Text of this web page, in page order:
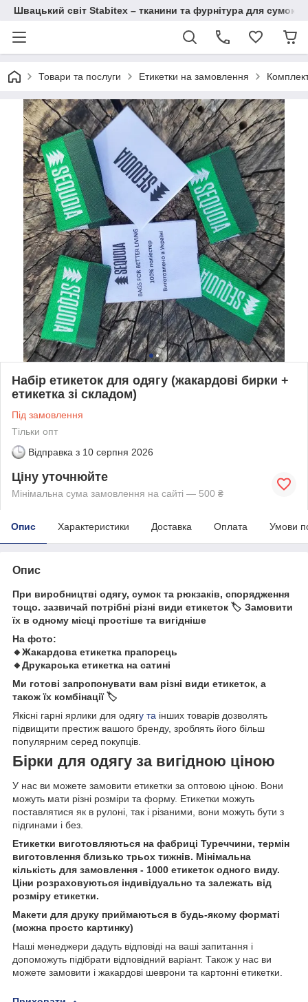
Швацький світ Stabitex – тканини та фурнітура для сумок і
Товари та послуги Етикетки на замовлення
Набір етикеток для одягу (жакардові бирки +
етикетка зі складом)
Під замовлення
Тільки опт
Відправка з 10 серпня 2026
Ціну уточнюйте
Мінімальна сума замовлення на сайті — 500 ₴
Опис Характеристики Доставка Оплата Умови
Опис
При виробництві одягу, сумок та рюкзаків, спорядження
тощо. зазвичай потрібні різні види етикеток 🏷️ Замовити
їх в одному місці простіше та вигідніше
На фото:
🔸Жакардова етикетка прапорець
🔸Друкарська етикетка на сатині
Ми готові запропонувати вам різні види етикеток, а
також їх комбінації 🏷️
Якісні гарні ярлики для одягу та інших товарів дозволять
підвищити престиж вашого бренду, зроблять його більш
популярним серед покупців.
Бірки для одягу за вигідною ціною
У нас ви можете замовити етикетки за оптовою ціною. Вони
можуть мати різні розміри та форму. Етикетки можуть
поставлятися як в рулоні, так і різаними, вони можуть бути з
підгинами і без.
Етикетки виготовляються на фабриці Туреччини, термін
виготовлення близько трьох тижнів. Мінімальна
кількість для замовлення - 1000 етикеток одного виду.
Ціни розраховуються індивідуально та залежать від
розміру етикетки.
Макети для друку приймаються в будь-якому форматі
(можна просто картинку)
Наші менеджери дадуть відповіді на ваші запитання і
допоможуть підібрати відповідний варіант. Також у нас ви
можете замовити і жакардові шеврони та картонні етикетки.